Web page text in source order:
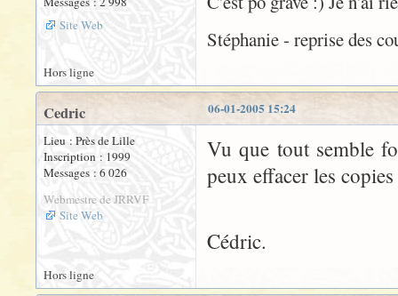
Site Web
Stéphanie - reprise des
Hors ligne
06-01-2005 15:24
Cedric
Lieu : Près de Lille
Inscription : 1999
Messages : 6 026
Webmestre de JRRVF
Site Web
Vu que tout semble
peux effacer les
Cédric.
Hors ligne